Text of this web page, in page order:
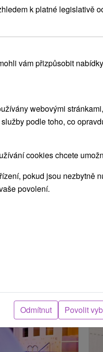
Léčebný
penzí, denními
3
k platné legislativě
vám přizpůsobit
webovými
podle toho, co
cookies chcete
pokud jsou nezbytně
povolení.
Odmítnut Povolit